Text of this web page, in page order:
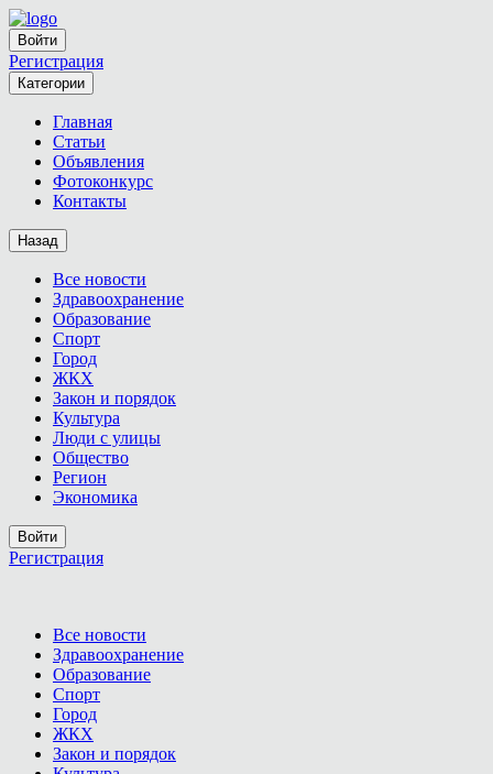
Войти
Регистрация
Категории
Главная
Статьи
Объявления
Фотоконкурс
Контакты
Назад
Все новости
Здравоохранение
Образование
Спорт
Город
ЖКХ
Закон и порядок
Культура
Люди с улицы
Общество
Регион
Экономика
Войти
Регистрация
Все новости
Здравоохранение
Образование
Спорт
Город
ЖКХ
Закон и порядок